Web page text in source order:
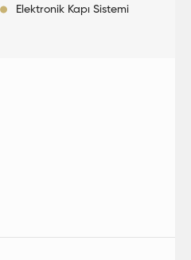
Elektronik Kapı Sistemi